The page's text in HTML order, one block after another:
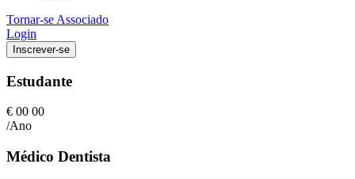
Tornar-se Associado
Login
Inscrever-se
Estudante
€ 00 00
/Ano
Médico Dentista